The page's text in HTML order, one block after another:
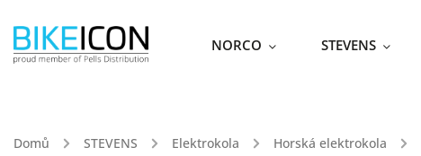
NORCO STEVENS
Domů / STEVENS / Elektrokola / Horská elektrokola /